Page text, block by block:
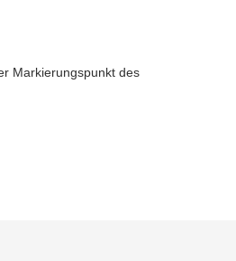
Markierungspunkt des